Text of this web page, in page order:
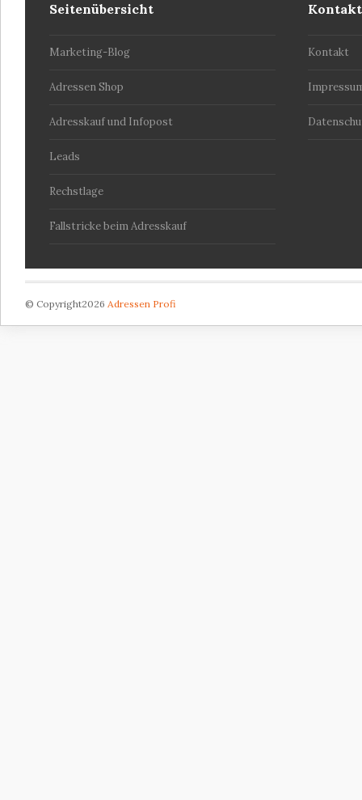
Seitenübersicht
Marketing-Blog
Adressen Shop
Adresskauf und Infopost
Leads
Rechstlage
Fallstricke beim Adresskauf
Kontakt
© Copyright2026 Adressen Profi